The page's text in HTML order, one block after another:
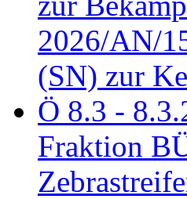
2026/AN/
(SN) zur
Ö 8.3 -
Fraktion